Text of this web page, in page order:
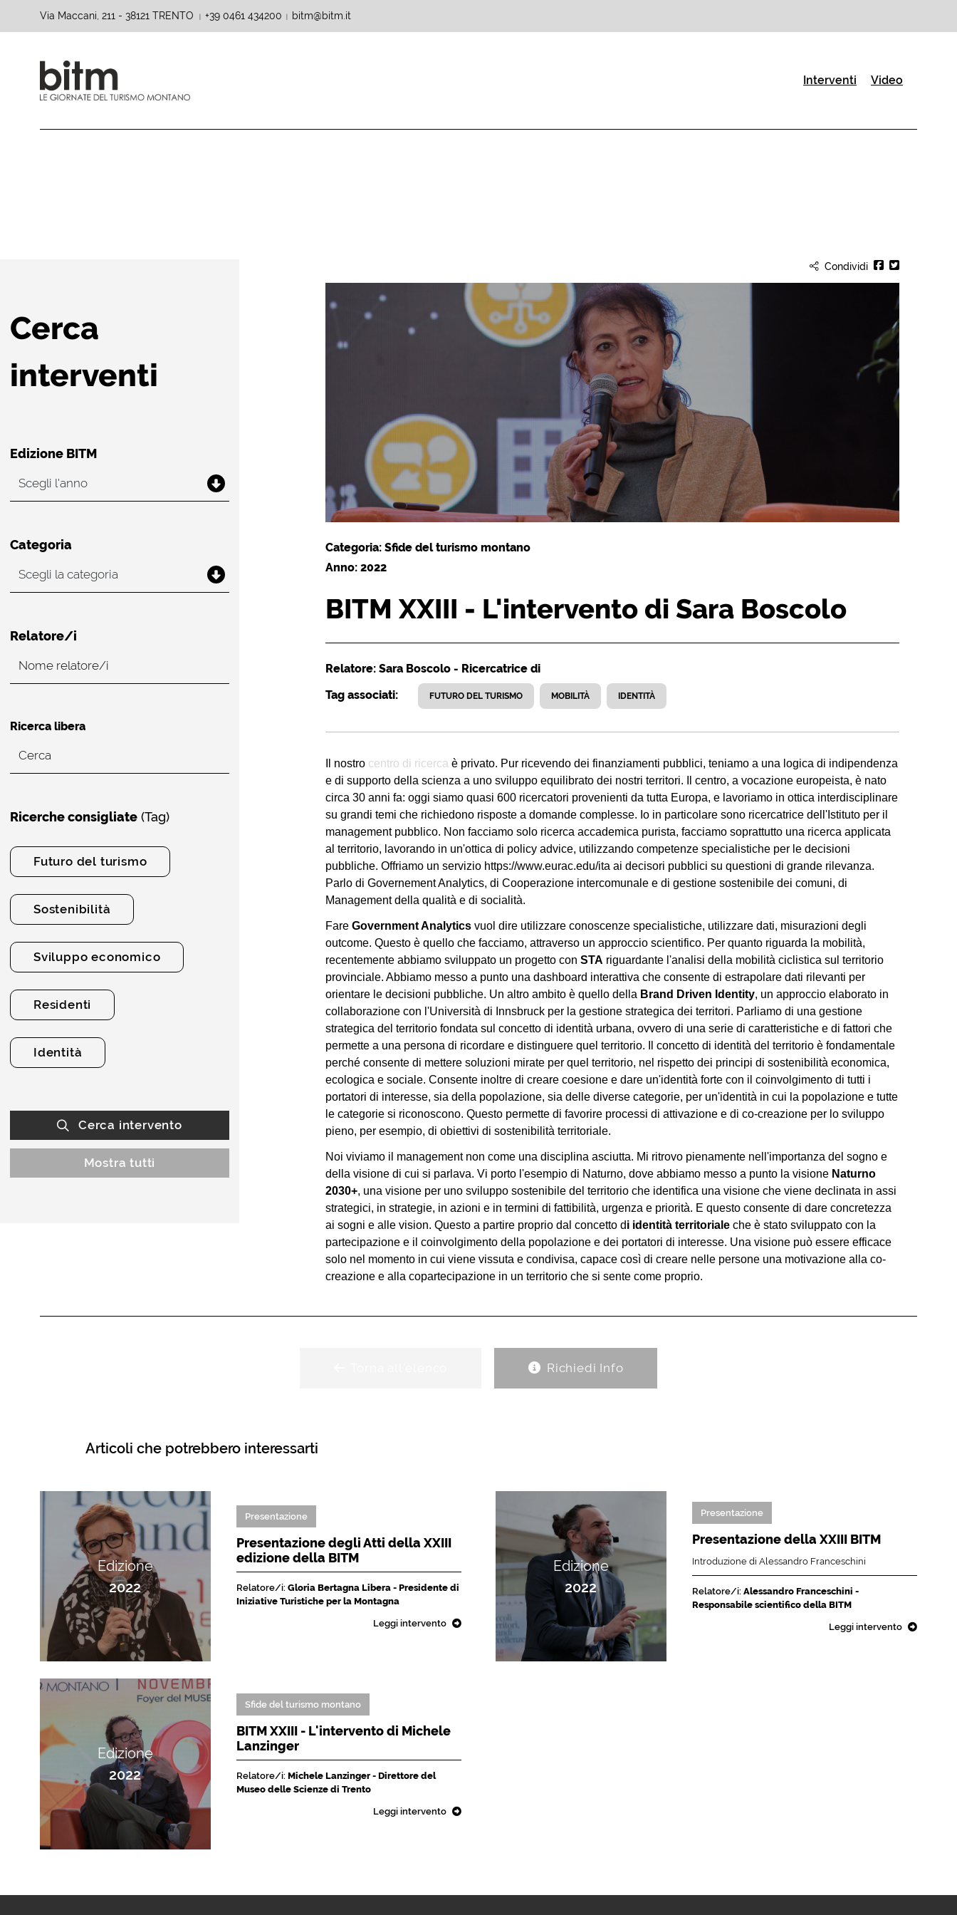
Via Maccani, 211 - 38121 TRENTO +39 0461 434200 bitm@bitm.it
Interventi (Pagina corrente)
Video
Cerca
interventi
Edizione BITM
Categoria
Relatore/i
Ricerca libera
Ricerche consigliate (Tag)
Futuro del turismo
Sostenibilità
Sviluppo economico
Residenti
Identità
Cerca intervento
Mostra tutti
Condividi
Categoria: Sfide del turismo montano
Anno: 2022
BITM XXIII - L'intervento di Sara Boscolo
Relatore: Sara Boscolo - Ricercatrice di
Tag associati:
FUTURO DEL TURISMO MOBILITÀ IDENTITÀ
Il nostro centro di ricerca è privato. Pur ricevendo dei finanziamenti pubblici, teniamo a una logica di indipendenza
e di supporto della scienza a uno sviluppo equilibrato dei nostri territori. Il centro, a vocazione europeista, è nato
circa 30 anni fa: oggi siamo quasi 600 ricercatori provenienti da tutta Europa, e lavoriamo in ottica interdisciplinare
su grandi temi che richiedono risposte a domande complesse. Io in particolare sono ricercatrice dell'Istituto per il
management pubblico. Non facciamo solo ricerca accademica purista, facciamo soprattutto una ricerca applicata
al territorio, lavorando in un'ottica di policy advice, utilizzando competenze specialistiche per le decisioni
pubbliche. Offriamo un servizio https://www.eurac.edu/ita ai decisori pubblici su questioni di grande rilevanza.
Parlo di Governement Analytics, di Cooperazione intercomunale e di gestione sostenibile dei comuni, di
Management della qualità e di socialità.
Fare Government Analyticsvuol dire utilizzare conoscenze specialistiche, utilizzare dati, misurazioni degli
outcome. Questo è quello che facciamo, attraverso un approccio scientifico. Per quanto riguarda la mobilità,
recentemente abbiamo sviluppato un progetto con STA riguardante l'analisi della mobilità ciclistica sul territorio
provinciale. Abbiamo messo a punto una dashboard interattiva che consente di estrapolare dati rilevanti per
orientare le decisioni pubbliche. Un altro ambito è quello della Brand Driven Identity, un approccio elaborato in
collaborazione con l'Università di Innsbruck per la gestione strategica dei territori. Parliamo di una gestione
strategica del territorio fondata sul concetto di identità urbana, ovvero di una serie di caratteristiche e di fattori che
permette a una persona di ricordare e distinguere quel territorio. Il concetto di identità del territorio è fondamentale
perché consente di mettere soluzioni mirate per quel territorio, nel rispetto dei principi di sostenibilità economica,
ecologica e sociale. Consente inoltre di creare coesione e dare un'identità forte con il coinvolgimento di tutti i
portatori di interesse, sia della popolazione, sia delle diverse categorie, per un'identità in cui la popolazione e tutte
le categorie si riconoscono. Questo permette di favorire processi di attivazione e di co-creazione per lo sviluppo
pieno, per esempio, di obiettivi di sostenibilità territoriale.
Noi viviamo il management non come una disciplina asciutta. Mi ritrovo pienamente nell'importanza del sogno e
della visione di cui si parlava. Vi porto l'esempio di Naturno, dove abbiamo messo a punto la visioneNaturno
2030+, una visione per uno sviluppo sostenibile del territorio che identifica una visione che viene declinata in assi
strategici, in strategie, in azioni e in termini di fattibilità, urgenza e priorità. E questo consente di dare concretezza
ai sogni e alle vision. Questo a partire proprio dal concetto di identità territorialeche è stato sviluppato con la
partecipazione e il coinvolgimento della popolazione e dei portatori di interesse. Una visione può essere efficace
solo nel momento in cui viene vissuta e condivisa, capace così di creare nelle persone una motivazione alla co-
creazione e alla copartecipazione in un territorio che si sente come proprio.
Richiedi Info
Articoli che potrebbero interessarti
Edizione
2022
Presentazione
Presentazione degli Atti della XXIII
edizione della BITM
Relatore/i: Gloria Bertagna Libera - Presidente di
Iniziative Turistiche per la Montagna
Leggi intervento
Edizione
2022
Presentazione
Presentazione della XXIII BITM
Introduzione di Alessandro Franceschini
Relatore/i: Alessandro Franceschini -
Responsabile scientifico della BITM
Leggi intervento
Edizione
2022
Sfide del turismo montano
BITM XXIII - L'intervento di Michele
Lanzinger
Relatore/i: Michele Lanzinger - Direttore del
Museo delle Scienze di Trento
Leggi intervento